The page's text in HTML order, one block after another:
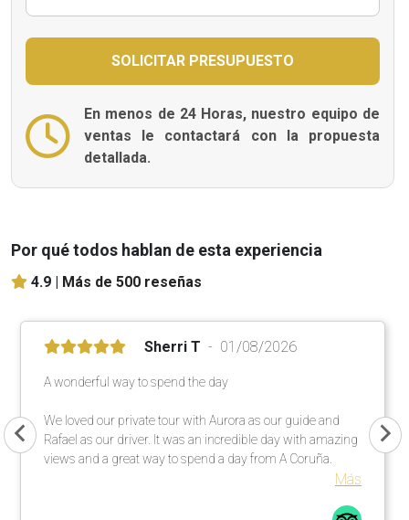
En menos de 24 Horas, nuestro equipo de
ventas le contactará con la propuesta
detallada.
Por qué todos hablan de esta experiencia
4.9 | Más de 500 reseñas
Sherri T 01/08/2026
A wonderful way to spend the day
We loved our private tour with Aurora as our guide and
Rafael as our driver. It was an incredible day with amazing
views and a great way to spend a day from A Coruña.
Más